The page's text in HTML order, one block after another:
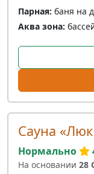
Парная: баня на
Аква зона:
Сауна
Нормально
На основании 28